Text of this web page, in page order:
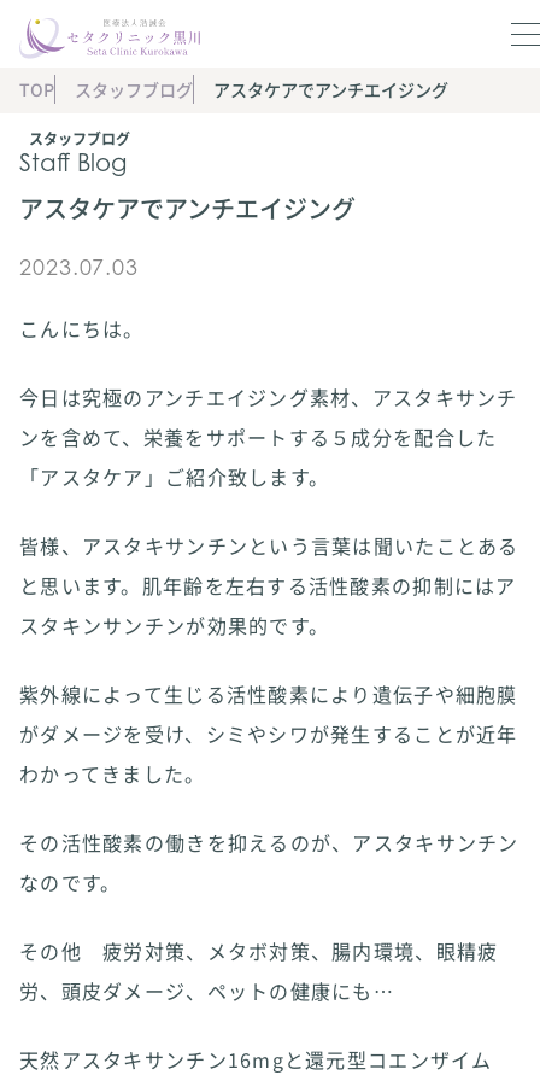
スタッフブログ
Staff Blog
TOP スタッフブログ アスタケアでアンチエイジング
アスタケアでアンチエイジング
2023.07.03
こんにちは。
今日は究極のアンチエイジング素材、アスタキサンチ
ンを含めて、栄養をサポートする５成分を配合した
「アスタケア」ご紹介致します。
皆様、アスタキサンチンという言葉は聞いたことある
と思います。肌年齢を左右する活性酸素の抑制にはア
スタキンサンチンが効果的です。
紫外線によって生じる活性酸素により遺伝子や細胞膜
がダメージを受け、シミやシワが発生することが近年
わかってきました。
その活性酸素の働きを抑えるのが、アスタキサンチン
なのです。
その他 疲労対策、メタボ対策、腸内環境、眼精疲
労、頭皮ダメージ、ペットの健康にも…
天然アスタキサンチン16mgと還元型コエンザイム